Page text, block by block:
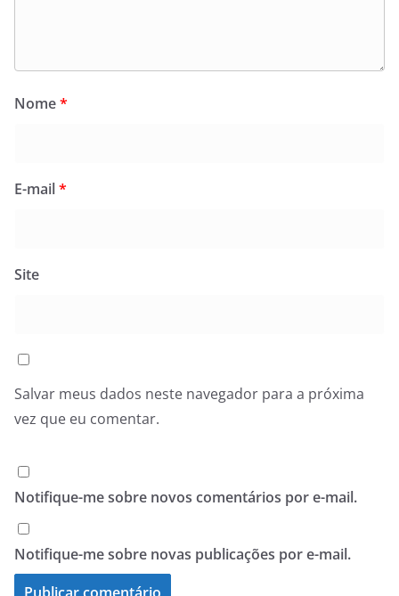
Nome*
E-mail*
Site
Salvar meus dados neste navegador para a próxima
vez que eu comentar.
Notifique-me sobre novos comentários por e-mail.
Notifique-me sobre novas publicações por e-mail.